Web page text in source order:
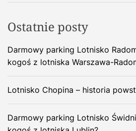
Ostatnie posty
Darmowy parking Lotnisko
kogoś z lotniska Warszawa-
Lotnisko Chopina – historia
Darmowy parking Lotnisko